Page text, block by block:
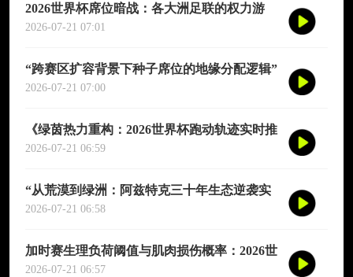
2026世界杯席位暗战：各大洲足联的权力游
戏、利益交换与投票策略
2026-07-21 07:01
“跨赛区扩容背景下种子席位的地缘分配逻辑”
2026-07-21 07:00
《绿茵热力重构：2026世界杯跑动轨迹实时推
演图谱》
2026-07-21 06:59
“从荒漠到绿洲：阿兹特克三十年生态逆袭实
录”
2026-07-21 06:58
加时赛生理负荷阈值与肌肉损伤概率：2026世
界杯多维度预测模型
2026-07-21 06:57